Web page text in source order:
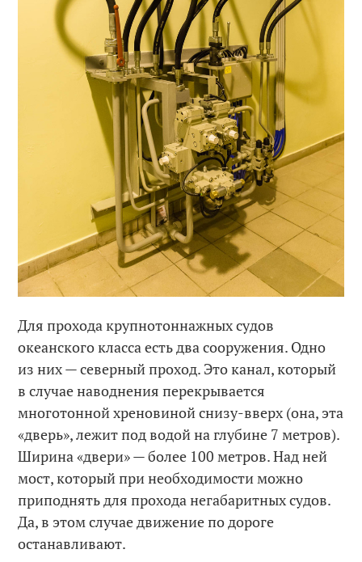
Для прохода крупнотоннажных судов
океанского класса есть два сооружения. Одно
из них — cеверный проход. Это канал, который
в случае наводнения перекрывается
многотонной хреновиной снизу-вверх (она, эта
«дверь», лежит под водой на глубине 7 метров).
Ширина «двери» — более 100 метров. Над ней
мост, который при необходимости можно
приподнять для прохода негабаритных судов.
Да, в этом случае движение по дороге
останавливают.